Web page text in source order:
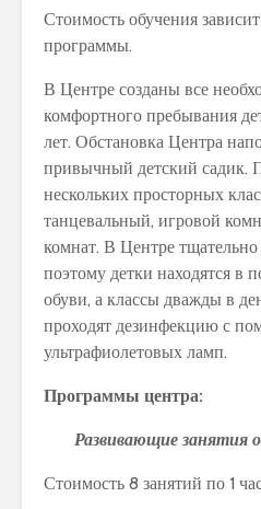
Стоимость обучения
программы.
В Центре созданы все
комфортного пребывания
лет. Обстановка Центра
привычный детский садик.
нескольких просторных
танцевальный, игровой
комнат. В Центре тщательно
поэтому детки находятся в
обуви, а классы дважды в
проходят дезинфекцию с
ультрафиолетовых ламп.
Программы центра:
Развивающие занятия
Стоимость 8 занятий по 1